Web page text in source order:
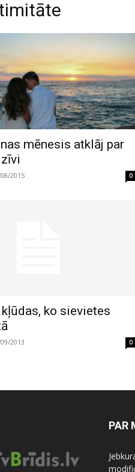
mēnesis atklāj par
2015 0
ko sievietes
2013 0
PAR